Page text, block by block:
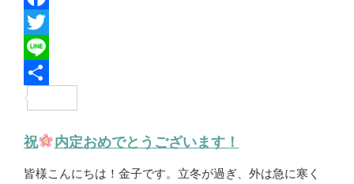
F
a
c
e
o
o
T
w
i
t
e
L
i
e
祝 内定おめでとうございます！
皆様こんにちは！金子です。立冬が過ぎ、外は急に寒く